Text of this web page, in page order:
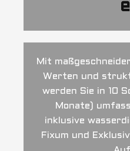
Mit
Werten und
werden Sie in 10
Monate)
inklusive
Fixum und